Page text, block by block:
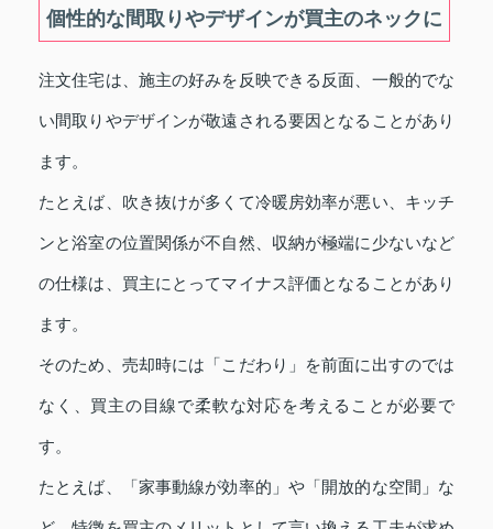
個性的な間取りやデザインが買主のネックに
注文住宅は、施主の好みを反映できる反面、一般的でな
い間取りやデザインが敬遠される要因となることがあり
ます。
たとえば、吹き抜けが多くて冷暖房効率が悪い、キッチ
ンと浴室の位置関係が不自然、収納が極端に少ないなど
の仕様は、買主にとってマイナス評価となることがあり
ます。
そのため、売却時には「こだわり」を前面に出すのでは
なく、買主の目線で柔軟な対応を考えることが必要で
す。
たとえば、「家事動線が効率的」や「開放的な空間」な